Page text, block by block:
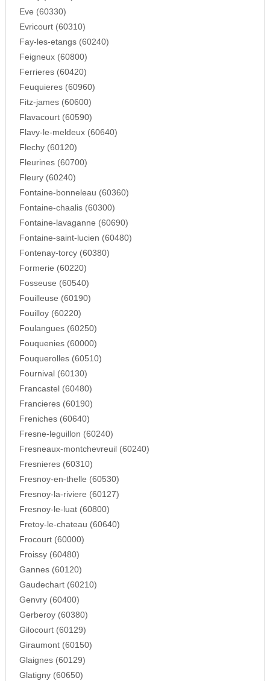
Eve (60330)
Evricourt (60310)
Fay-les-etangs (60240)
Feigneux (60800)
Ferrieres (60420)
Feuquieres (60960)
Fitz-james (60600)
Flavacourt (60590)
Flavy-le-meldeux (60640)
Flechy (60120)
Fleurines (60700)
Fleury (60240)
Fontaine-bonneleau (60360)
Fontaine-chaalis (60300)
Fontaine-lavaganne (60690)
Fontaine-saint-lucien (60480)
Fontenay-torcy (60380)
Formerie (60220)
Fosseuse (60540)
Fouilleuse (60190)
Fouilloy (60220)
Foulangues (60250)
Fouquenies (60000)
Fouquerolles (60510)
Fournival (60130)
Francastel (60480)
Francieres (60190)
Freniches (60640)
Fresne-leguillon (60240)
Fresneaux-montchevreuil (60240)
Fresnieres (60310)
Fresnoy-en-thelle (60530)
Fresnoy-la-riviere (60127)
Fresnoy-le-luat (60800)
Fretoy-le-chateau (60640)
Frocourt (60000)
Froissy (60480)
Gannes (60120)
Gaudechart (60210)
Genvry (60400)
Gerberoy (60380)
Gilocourt (60129)
Giraumont (60150)
Glaignes (60129)
Glatigny (60650)